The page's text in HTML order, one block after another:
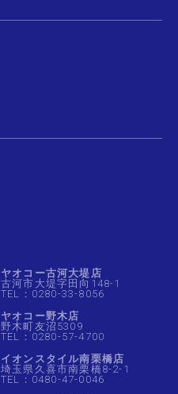
ヤオコー古河大堤店
古河市大堤字田向148-1
TEL：0280-33-8056
ヤオコー野木店
野木町友沼5309
TEL：0280-57-4700
イオンスタイル南栗橋店
埼玉県久喜市南栗橋8-2-1
TEL：0480-47-0046